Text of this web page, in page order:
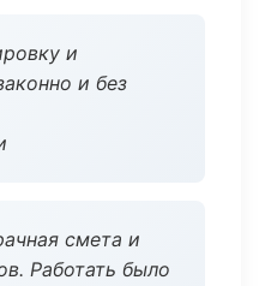
и
и без
смета и
Работать было